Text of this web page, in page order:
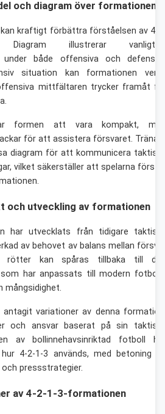
och diagram över formationen
kan kraftigt förbättra förståelsen av 4-
Diagram illustrerar
under både offensiva och
situation kan formationen
mittfältaren trycker framåt
formen att vara kompakt,
för att assistera försvaret.
diagram för att kommunicera
vilket säkerställer att spelarna
och utveckling av formationen
har utvecklats från tidigare
av behovet av balans mellan
rötter kan spåras tillbaka till
som har anpassats till modern
mångsidighet.
antagit variationer av denna
och ansvar baserat på sin
av bollinnehavsinriktad fotboll
4-2-1-3 används, med betoning
pressstrategier.
av 4-2-1-3-formationen